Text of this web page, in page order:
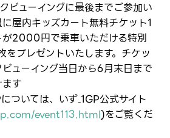
ューイングに最後までご参加い
屋内キッズカート無料チケット1
が2000円で乗車いただける特別
をプレゼントいたします。チケッ
ューイング当日から6月末日まで
す
いては、いず₋1GP公式サイト
event113.html)をご覧くだ